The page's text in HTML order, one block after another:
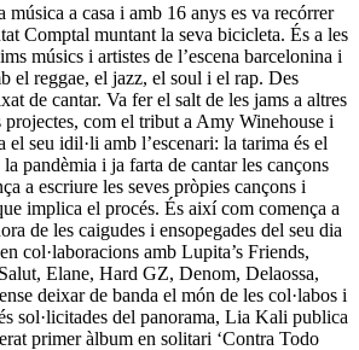
a casa i amb 16 anys es va recórrer
Comptal muntant la seva bicicleta. És a les
músics i artistes de l’escena barcelonina i
el reggae, el jazz, el soul i el rap. Des
de cantar. Va fer el salt de les jams a altres
projectes, com el tribut a Amy Winehouse i
el seu idil·li amb l’escenari: la tarima és el
pandèmia i ja farta de cantar les cançons
a escriure les seves pròpies cançons i
implica el procés. És així com comença a
de les caigudes i ensopegades del seu dia
col·laboracions amb Lupita’s Friends,
Elane, Hard GZ, Denom, Delaossa,
deixar de banda el món de les col·labos i
sol·licitades del panorama, Lia Kali publica
primer àlbum en solitari ‘Contra Todo